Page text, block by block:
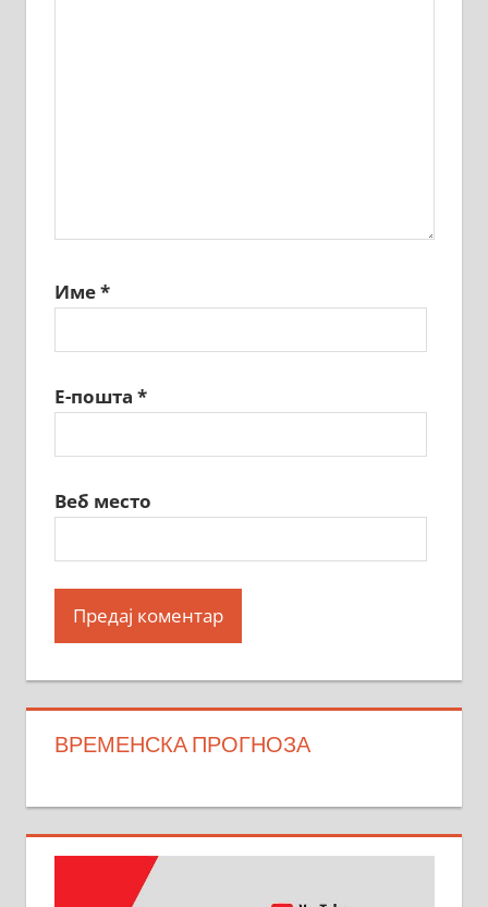
Име*
Е-пошта *
Веб место
ВРЕМЕНСКА ПРОГНОЗА